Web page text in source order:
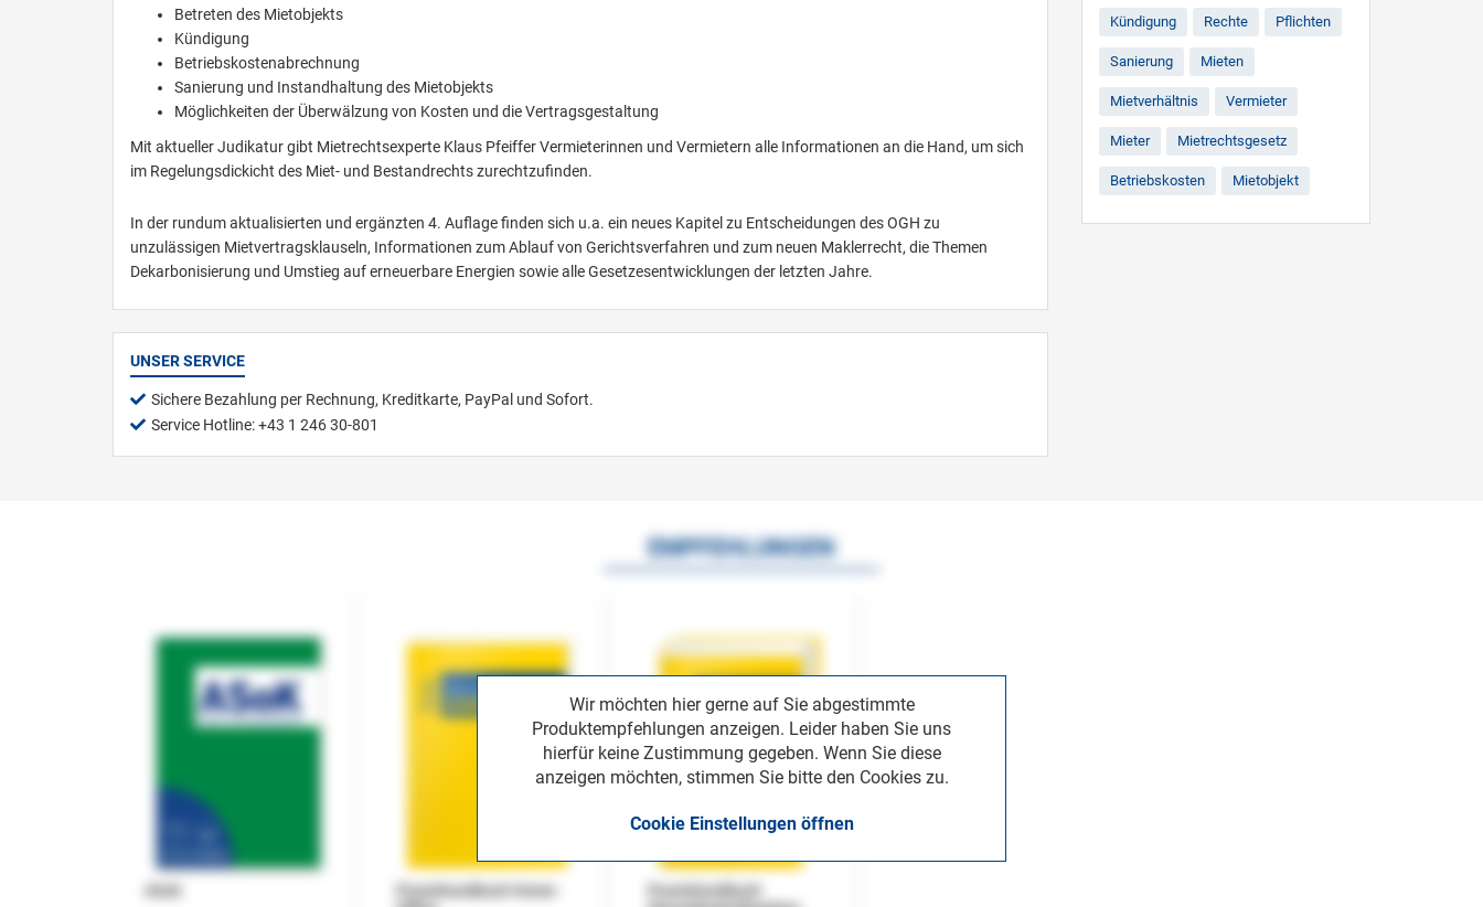
Betreten des Mietobjekts
Kündigung
Betriebskostenabrechnung
Sanierung und Instandhaltung des Mietobjekts
Möglichkeiten der Überwälzung von Kosten und die Vertragsgestaltung
Mit aktueller Judikatur gibt Mietrechtsexperte Klaus Pfeiffer Vermieterinnen und Vermietern alle Informationen an die Hand, um sich
im Regelungsdickicht des Miet- und Bestandrechts zurechtzufinden.
In der rundum aktualisierten und ergänzten 4. Auflage finden sich u.a. ein neues Kapitel zu Entscheidungen des OGH zu
unzulässigen Mietvertragsklauseln, Informationen zum Ablauf von Gerichtsverfahren und zum neuen Maklerrecht, die Themen
Dekarbonisierung und Umstieg auf erneuerbare Energien sowie alle Gesetzesentwicklungen der letzten Jahre.
UNSER SERVICE
Sichere Bezahlung per Rechnung, Kreditkarte, PayPal und Sofort.
Service Hotline: +43 1 246 30-801
Kündigung Rechte Pflichten
Sanierung Mieten
Mietverhältnis Vermieter
Mieter Mietrechtsgesetz
Betriebskosten Mietobjekt
Wir möchten hier gerne auf Sie abgestimmte
Produktempfehlungen anzeigen. Leider haben Sie uns
hierfür keine Zustimmung gegeben. Wenn Sie diese
anzeigen möchten, stimmen Sie bitte den Cookies zu.
Cookie Einstellungen öffnen
EMPFEHLUNGEN
Praxishandbuch Home-
Praxishandbuch